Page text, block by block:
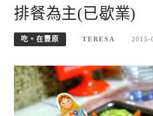
排餐為主(已歇業)
吃。在豐原 TERESA 2015-